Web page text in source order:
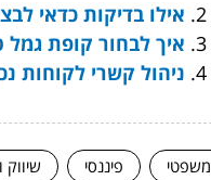
אילו בדיקות כדאי
איך לבחור קופת גמל
ניהול קשרי לקוחות
משפטי פיננסי שיווק